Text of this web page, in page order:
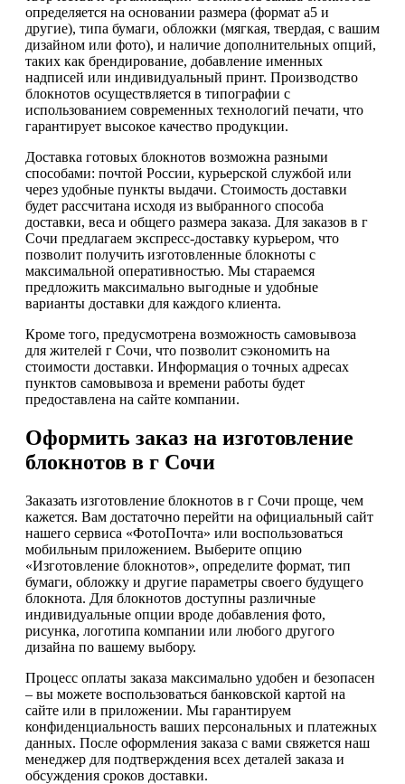
определяется на основании размера (формат а5 и
другие), типа бумаги, обложки (мягкая, твердая, с вашим
дизайном или фото), и наличие дополнительных опций,
таких как брендирование, добавление именных
надписей или индивидуальный принт. Производство
блокнотов осуществляется в типографии с
использованием современных технологий печати, что
гарантирует высокое качество продукции.
Доставка готовых блокнотов возможна разными
способами: почтой России, курьерской службой или
через удобные пункты выдачи. Стоимость доставки
будет рассчитана исходя из выбранного способа
доставки, веса и общего размера заказа. Для заказов в г
Сочи предлагаем экспресс-доставку курьером, что
позволит получить изготовленные блокноты с
максимальной оперативностью. Мы стараемся
предложить максимально выгодные и удобные
варианты доставки для каждого клиента.
Кроме того, предусмотрена возможность самовывоза
для жителей г Сочи, что позволит сэкономить на
стоимости доставки. Информация о точных адресах
пунктов самовывоза и времени работы будет
предоставлена на сайте компании.
Оформить заказ на изготовление
блокнотов в г Сочи
Заказать изготовление блокнотов в г Сочи проще, чем
кажется. Вам достаточно перейти на официальный сайт
нашего сервиса «ФотоПочта» или воспользоваться
мобильным приложением. Выберите опцию
«Изготовление блокнотов», определите формат, тип
бумаги, обложку и другие параметры своего будущего
блокнота. Для блокнотов доступны различные
индивидуальные опции вроде добавления фото,
рисунка, логотипа компании или любого другого
дизайна по вашему выбору.
Процесс оплаты заказа максимально удобен и безопасен
– вы можете воспользоваться банковской картой на
сайте или в приложении. Мы гарантируем
конфиденциальность ваших персональных и платежных
данных. После оформления заказа с вами свяжется наш
менеджер для подтверждения всех деталей заказа и
обсуждения сроков доставки.